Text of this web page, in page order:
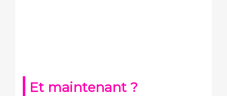
Et maintenant ?